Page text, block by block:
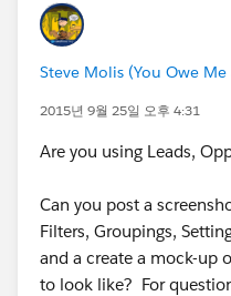
Steve Molis (You Owe
2015년 9월 25일 오후 4:31
Are you using Leads,
Can you post a
Filters, Groupings,
and a create a mock-up
to look like? ​For